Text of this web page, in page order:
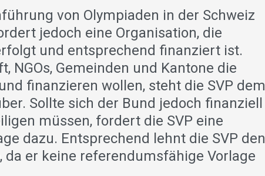
von Olympiaden in der Schweiz
jedoch eine Organisation, die
und entsprechend finanziert ist.
NGOs, Gemeinden und Kantone die
finanzieren wollen, steht die SVP dem
Sollte sich der Bund jedoch finanziell
müssen, fordert die SVP eine
dazu. Entsprechend lehnt die SVP den
er keine referendumsfähige Vorlage